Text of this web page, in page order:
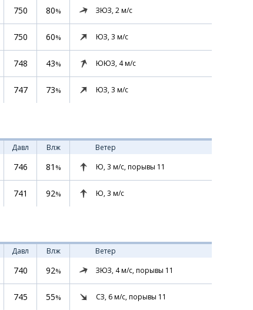
750 80% ЗЮЗ, 2м/с
750 60% ЮЗ, 3 м/с
748 43% ЮЮЗ, 4м/с
747 73% ЮЗ, 3 м/с
Давл Влж
Ветер
746 81 % Ю, 3 м/с, порывы 11
741 92% Ю, 3 м/с
Давл Влж
Ветер
740 92% ЗЮЗ, 4м/с, порывы 11
745 55% СЗ, 6м/с, порывы 11